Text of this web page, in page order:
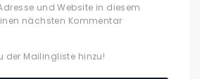
und Website in diesem
nächsten Kommentar
der Mailingliste hinzu!